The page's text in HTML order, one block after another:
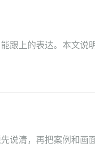
跟上的表达。本文说
说清，再把案例和画